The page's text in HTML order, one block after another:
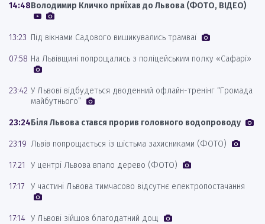
14:48Володимир Кличко приїхав до Львова (ФОТО, ВІДЕО)
13:23 Під вікнами Садового вишикувались трамваї
07:58 На Львівщині попрощались з поліцейським полку «Сафарі»
23:42 У Львові відбудеться дводенний офлайн-тренінг “Громада
майбутнього”
23:24Біля Львова стався прорив головного водопроводу
23:19 Львів попрощається із шістьма захисниками (ФОТО)
17:21 У центрі Львова впало дерево (ФОТО)
17:17 У частині Львова тимчасово відсутнє електропостачання
17:14 У Львові зійшов благодатний дощ